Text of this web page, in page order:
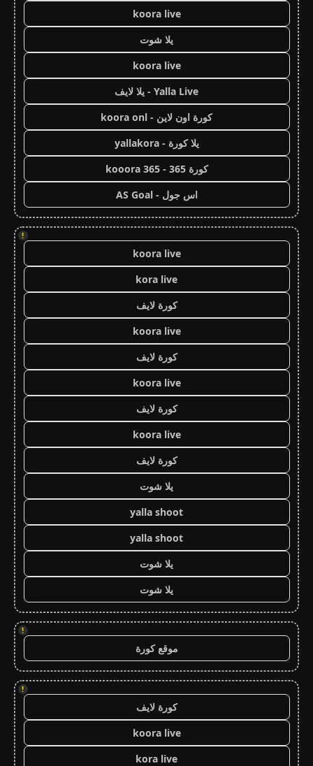
koora live
يلا شوت
koora live
Yalla Live - يلا لايف
كورة اون لاين - koora onl
يلا كورة - yallakora
كورة 365 - kooora 365
اس جول - AS Goal
!
koora live
kora live
كورة لايف
koora live
كورة لايف
koora live
كورة لايف
koora live
كورة لايف
يلا شوت
yalla shoot
yalla shoot
يلا شوت
يلا شوت
!
موقع كورة
!
كورة لايف
koora live
kora live